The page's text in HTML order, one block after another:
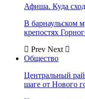
Афиша. Куда
В барнаульском
крепостях
Prev Next
Общество
Центральный
шаге от Нового